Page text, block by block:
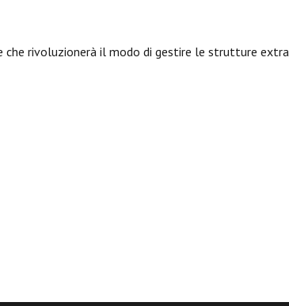
che rivoluzionerà il modo di gestire le strutture extra